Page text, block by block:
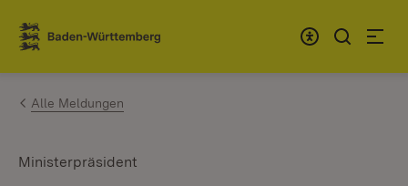
Zum Inhalt springen
Link zur Startseite
Alle Meldungen
Ministerpräsident